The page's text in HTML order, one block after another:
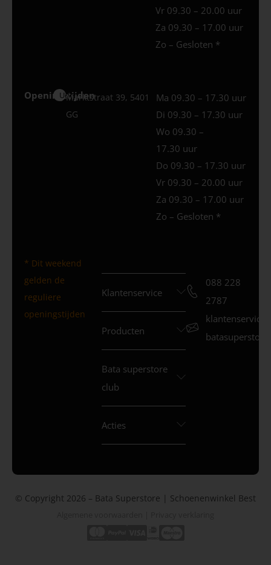
Vr 09.30 – 20.00 uur
Za 09.30 – 17.00 uur
Zo – Gesloten *
Openingstijden
Uden
Marktstraat 39, 5401
GG
Ma 09.30 – 17.30 uur
Di 09.30 – 17.30 uur
Wo 09.30 –
17.30 uur
Do 09.30 – 17.30 uur
Vr 09.30 – 20.00 uur
Za 09.30 – 17.00 uur
Zo – Gesloten *
* Dit weekend
gelden de
reguliere
openingstijden
Klantenservice
Producten
Bata superstore
club
Acties
088 228
2787
© Copyright 2026 – Bata Superstore | Schoenenwinkel Best